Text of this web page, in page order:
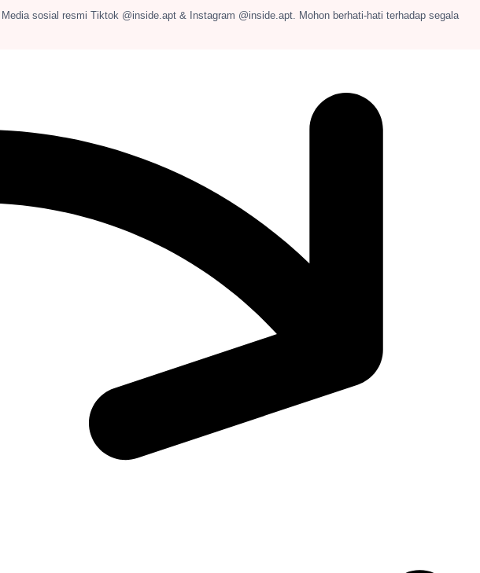
. Media sosial resmi Tiktok @inside.apt & Instagram @inside.apt. Mohon berhati-hati terhadap segala